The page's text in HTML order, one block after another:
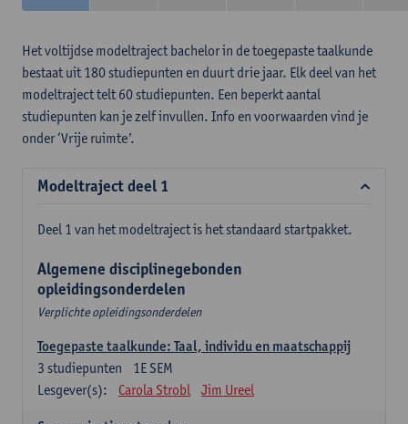
Het voltijdse modeltraject bachelor in de toegepaste taalkunde
bestaat uit 180 studiepunten en duurt drie jaar. Elk deel van het
modeltraject telt 60 studiepunten. Een beperkt aantal
studiepunten kan je zelf invullen. Info en voorwaarden vind je
onder ‘Vrije ruimte’.
Modeltraject deel 1
Deel 1 van het modeltraject is het standaard startpakket.
Algemene disciplinegebonden
opleidingsonderdelen
Verplichte opleidingsonderdelen
Toegepaste taalkunde: Taal, individu en maatschappij
1E SEM
3 studiepunten
Lesgever(s):
Carola Strobl Jim Ureel